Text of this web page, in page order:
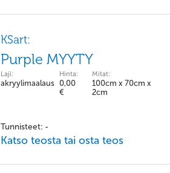
KSart:
Purple MYYTY
Laji:
akryylimaalaus
Hinta:
0,00
€
Mitat:
100cm x 70cm x
2cm
Tunnisteet: -
Katso teosta tai osta teos